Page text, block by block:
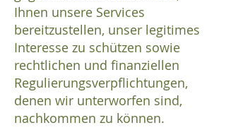
Ihnen unsere Services
bereitzustellen, unser legitimes
Interesse zu schützen sowie
rechtlichen und finanziellen
Regulierungsverpflichtungen,
denen wir unterworfen sind,
nachkommen zu können.